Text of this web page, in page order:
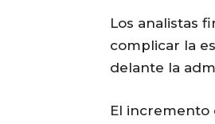
Los analistas
complicar la
delante la
El incremento